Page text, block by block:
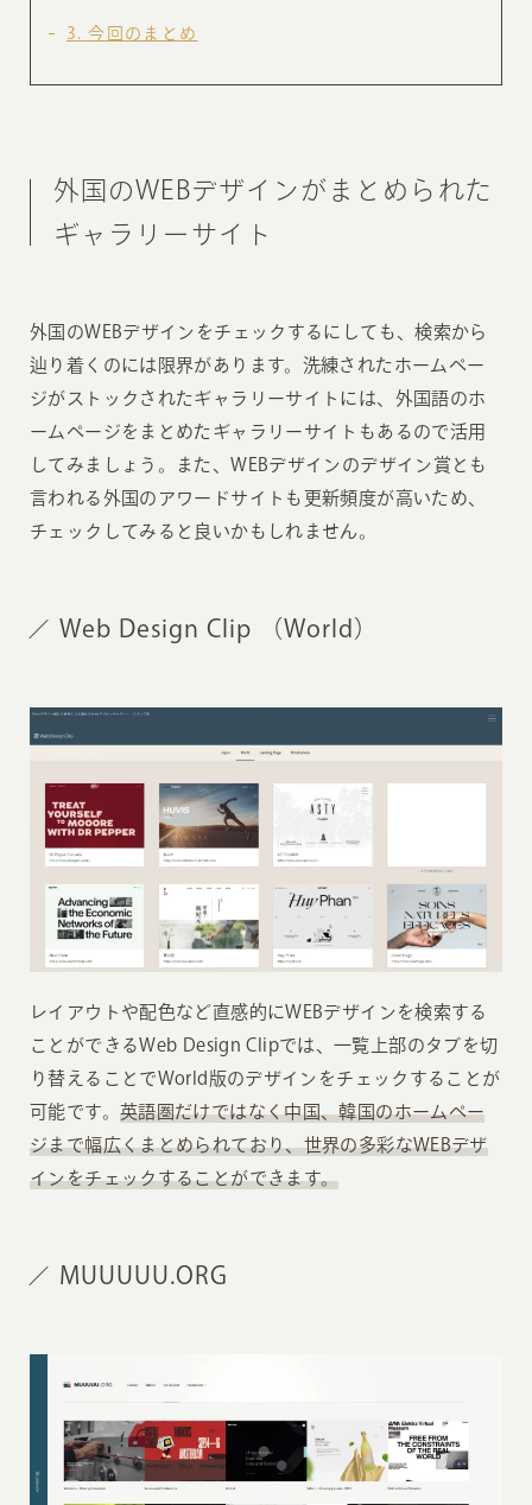
3 今回のまとめ
外国のWEBデザインがまとめられた
ギャラリーサイト
外国のWEBデザインをチェックするにしても、検索から
辿り着くのには限界があります。洗練されたホームペー
ジがストックされたギャラリーサイトには、外国語のホ
ームページをまとめたギャラリーサイトもあるので活用
してみましょう。また、WEBデザインのデザイン賞とも
言われる外国のアワードサイトも更新頻度が高いため、
チェックしてみると良いかもしれません。
Web Design Clip （World）
レイアウトや配色など直感的にWEBデザインを検索する
ことができるWeb Design Clipでは、一覧上部のタブを切
り替えることでWorld版のデザインをチェックすることが
可能です。 英語圏だけではなく中国、韓国のホームペー
ジまで幅広くまとめられており、世界の多彩なWEBデザ
インをチェックすることができます。
MUUUUU.ORG